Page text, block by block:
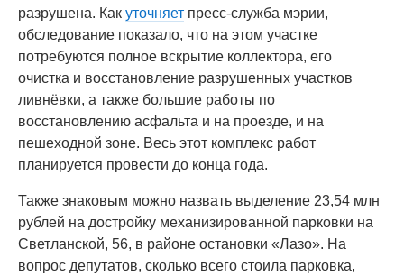
разрушена. Как уточняет пресс-служба мэрии,
обследование показало, что на этом участке
потребуются полное вскрытие коллектора, его
очистка и восстановление разрушенных участков
ливнёвки, а также большие работы по
восстановлению асфальта и на проезде, и на
пешеходной зоне. Весь этот комплекс работ
планируется провести до конца года.
Также знаковым можно назвать выделение 23,54 млн
рублей на достройку механизированной парковки на
Светланской, 56, в районе остановки «Лазо». На
вопрос депутатов, сколько всего стоила парковка,